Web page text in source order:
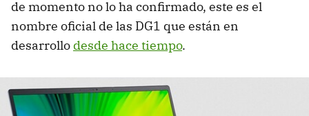
de momento no lo ha confirmado, este es el
nombre oficial de las DG1 que están en
desarrollo desde hace tiempo.